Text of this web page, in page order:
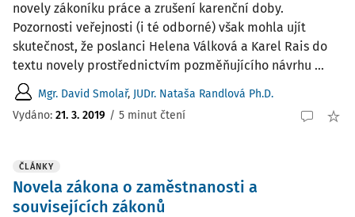
novely zákoníku práce a zrušení karenční doby.
Pozornosti veřejnosti (i té odborné) však mohla ujít
skutečnost, že poslanci Helena Válková a Karel Rais do
textu novely prostřednictvím pozměňujícího návrhu ...
Mgr. David Smolař, JUDr. Nataša Randlová Ph.D.
Vydáno: 21. 3. 2019 / 5 minut čtení
ČLÁNKY
Novela zákona o zaměstnanosti a
souvisejících zákonů